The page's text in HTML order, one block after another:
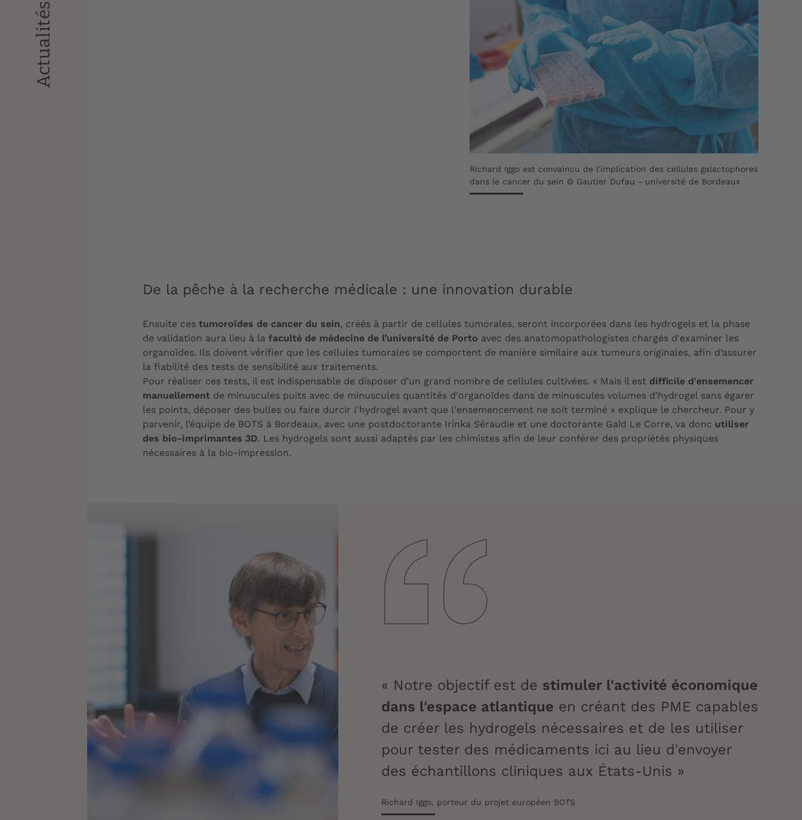
Actualités
Richard Iggo est convaincu de l'implication des cellules galactophores
dans le cancer du sein © Gautier Dufau - université de Bordeaux
De la pêche à la recherche médicale : une innovation durable
Ensuite ces tumoroïdes de cancer du sein, créés à partir de cellules tumorales, seront incorporées dans les hydrogels et la phase
de validation aura lieu à la faculté de médecine de l’université de Porto avec des anatomopathologistes chargés d'examiner les
organoïdes. Ils doivent vérifier que les cellules tumorales se comportent de manière similaire aux tumeurs originales, afin d’assurer
la fiabilité des tests de sensibilité aux traitements.
Pour réaliser ces tests, il est indispensable de disposer d’un grand nombre de cellules cultivées. « Mais il est difficile d'ensemencer
manuellement de minuscules puits avec de minuscules quantités d'organoïdes dans de minuscules volumes d'hydrogel sans égarer
les points, déposer des bulles ou faire durcir l'hydrogel avant que l'ensemencement ne soit terminé » explique le chercheur. Pour y
parvenir, l’équipe de BOTS à Bordeaux, avec une postdoctorante Irinka Séraudie et une doctorante Gaïd Le Corre, va donc utiliser
des bio-imprimantes 3D. Les hydrogels sont aussi adaptés par les chimistes afin de leur conférer des propriétés physiques
nécessaires à la bio-impression.
« Notre objectif est de stimuler l'activité économique
dans l'espace atlantique en créant des PME capables
de créer les hydrogels nécessaires et de les utiliser
pour tester des médicaments ici au lieu d'envoyer
des échantillons cliniques aux États-Unis »
Richard Iggo, porteur du projet européen BOTS